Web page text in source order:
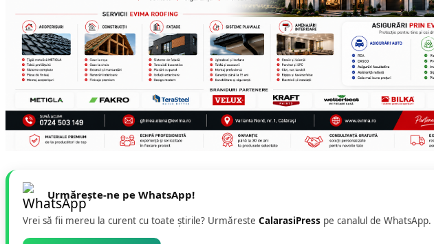
Urmărește-ne pe WhatsApp!
Vrei să fii mereu la curent cu toate știrile? Urmăreste CalarasiPress pe canalul de WhatsApp.